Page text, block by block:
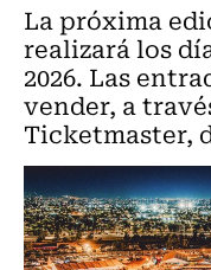
La próxima
realizará los
2026. Las
vender, a
Ticketmaster,